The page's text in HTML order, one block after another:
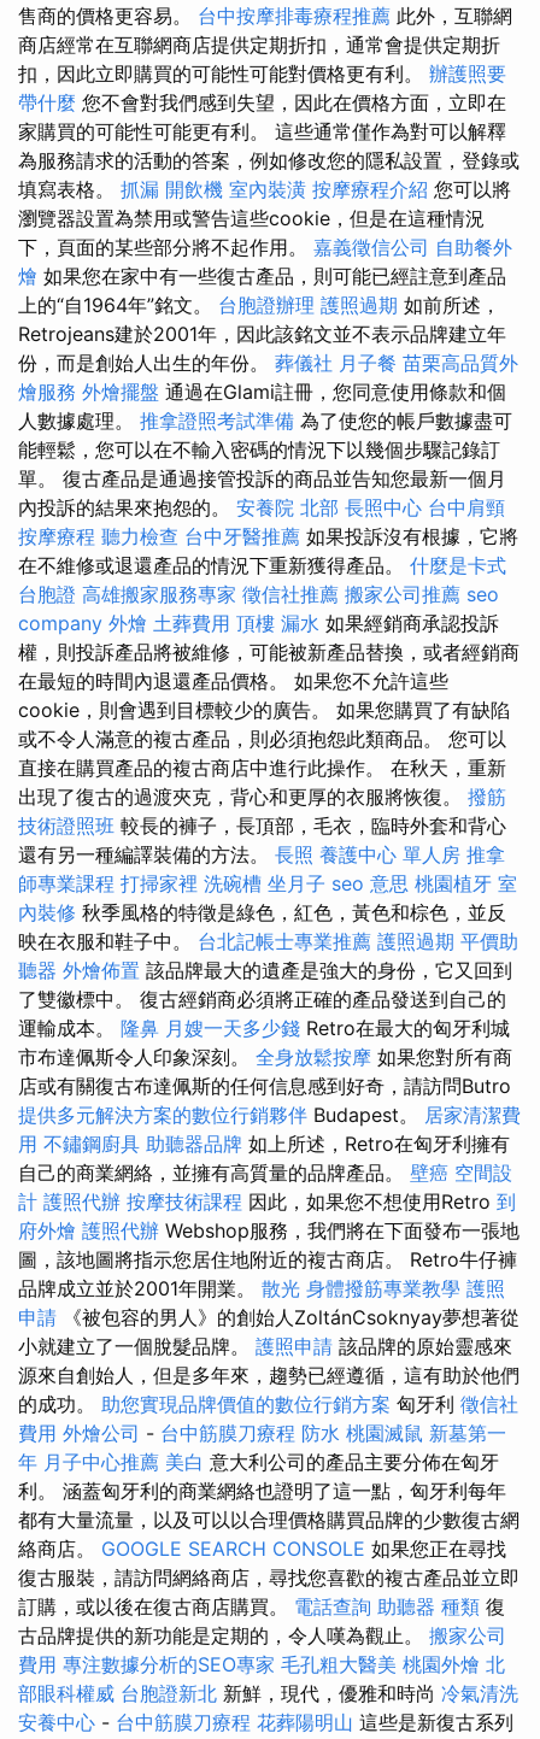
售商的價格更容易。 台中按摩排毒療程推薦 此外，互聯網
商店經常在互聯網商店提供定期折扣，通常會提供定期折
扣，因此立即購買的可能性可能對價格更有利。 辦護照要
帶什麼 您不會對我們感到失望，因此在價格方面，立即在
家購買的可能性可能更有利。 這些通常僅作為對可以解釋
為服務請求的活動的答案，例如修改您的隱私設置，登錄或
填寫表格。 抓漏 開飲機 室內裝潢 按摩療程介紹 您可以將
瀏覽器設置為禁用或警告這些cookie，但是在這種情況
下，頁面的某些部分將不起作用。 嘉義徵信公司 自助餐外
燴 如果您在家中有一些復古產品，則可能已經註意到產品
上的“自1964年”銘文。 台胞證辦理 護照過期 如前所述，
Retrojeans建於2001年，因此該銘文並不表示品牌建立年
份，而是創始人出生的年份。 葬儀社 月子餐 苗栗高品質外
燴服務 外燴擺盤 通過在Glami註冊，您同意使用條款和個
人數據處理。 推拿證照考試準備 為了使您的帳戶數據盡可
能輕鬆，您可以在不輸入密碼的情況下以幾個步驟記錄訂
單。 復古產品是通過接管投訴的商品並告知您最新一個月
內投訴的結果來抱怨的。 安養院 北部 長照中心 台中肩頸
按摩療程 聽力檢查 台中牙醫推薦 如果投訴沒有根據，它將
在不維修或退還產品的情況下重新獲得產品。 什麼是卡式
台胞證 高雄搬家服務專家 徵信社推薦 搬家公司推薦 seo
company 外燴 土葬費用 頂樓 漏水 如果經銷商承認投訴
權，則投訴產品將被維修，可能被新產品替換，或者經銷商
在最短的時間內退還產品價格。 如果您不允許這些
cookie，則會遇到目標較少的廣告。 如果您購買了有缺陷
或不令人滿意的複古產品，則必須抱怨此類商品。 您可以
直接在購買產品的複古商店中進行此操作。 在秋天，重新
出現了復古的過渡夾克，背心和更厚的衣服將恢復。 撥筋
技術證照班 較長的褲子，長頂部，毛衣，臨時外套和背心
還有另一種編譯裝備的方法。 長照 養護中心 單人房 推拿
師專業課程 打掃家裡 洗碗槽 坐月子 seo 意思 桃園植牙 室
內裝修 秋季風格的特徵是綠色，紅色，黃色和棕色，並反
映在衣服和鞋子中。 台北記帳士專業推薦 護照過期 平價助
聽器 外燴佈置 該品牌最大的遺產是強大的身份，它又回到
了雙徽標中。 復古經銷商必須將正確的產品發送到自己的
運輸成本。 隆鼻 月嫂一天多少錢 Retro在最大的匈牙利城
市布達佩斯令人印象深刻。 全身放鬆按摩 如果您對所有商
店或有關復古布達佩斯的任何信息感到好奇，請訪問Butro
提供多元解決方案的數位行銷夥伴 Budapest。 居家清潔費
用 不鏽鋼廚具 助聽器品牌 如上所述，Retro在匈牙利擁有
自己的商業網絡，並擁有高質量的品牌產品。 壁癌 空間設
計 護照代辦 按摩技術課程 因此，如果您不想使用Retro 到
府外燴 護照代辦 Webshop服務，我們將在下面發布一張地
圖，該地圖將指示您居住地附近的複古商店。 Retro牛仔褲
品牌成立並於2001年開業。 散光 身體撥筋專業教學 護照
申請 《被包容的男人》的創始人ZoltánCsoknyay夢想著從
小就建立了一個脫髮品牌。 護照申請 該品牌的原始靈感來
源來自創始人，但是多年來，趨勢已經遵循，這有助於他們
的成功。 助您實現品牌價值的數位行銷方案 匈牙利 徵信社
費用 外燴公司 - 台中筋膜刀療程 防水 桃園滅鼠 新墓第一
年 月子中心推薦 美白 意大利公司的產品主要分佈在匈牙
利。 涵蓋匈牙利的商業網絡也證明了這一點，匈牙利每年
都有大量流量，以及可以以合理價格購買品牌的少數復古網
絡商店。 GOOGLE SEARCH CONSOLE 如果您正在尋找
復古服裝，請訪問網絡商店，尋找您喜歡的複古產品並立即
訂購，或以後在復古商店購買。 電話查詢 助聽器 種類 復
古品牌提供的新功能是定期的，令人嘆為觀止。 搬家公司
費用 專注數據分析的SEO專家 毛孔粗大醫美 桃園外燴 北
部眼科權威 台胞證新北 新鮮，現代，優雅和時尚 冷氣清洗
安養中心 - 台中筋膜刀療程 花葬陽明山 這些是新復古系列